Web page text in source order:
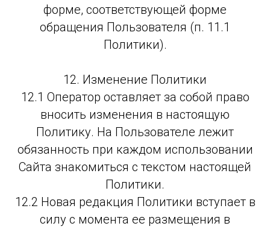
форме, соответствующей форме
обращения Пользователя (п. 11.1
Политики).
12. Изменение Политики
12.1 Оператор оставляет за собой право
вносить изменения в настоящую
Политику. На Пользователе лежит
обязанность при каждом использовании
Сайта знакомиться с текстом настоящей
Политики.
12.2 Новая редакция Политики вступает в
силу с момента ее размещения в